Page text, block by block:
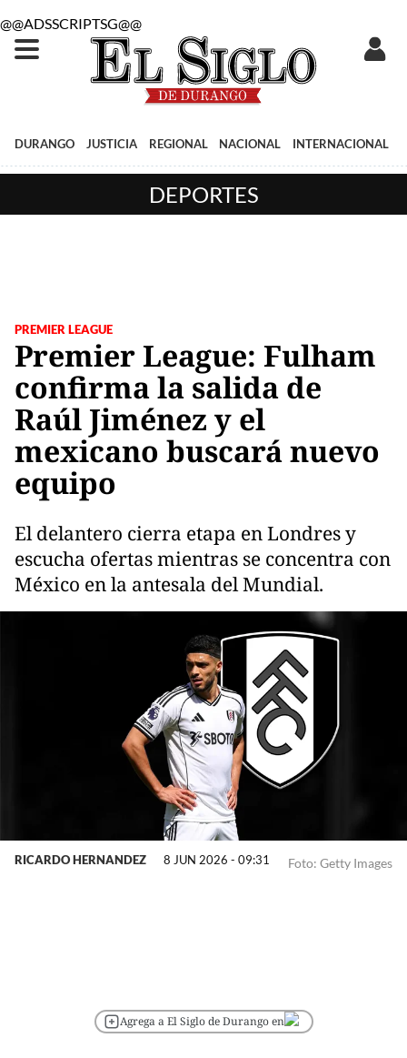
@@ADSSCRIPTSG@@
DURANGO JUSTICIA REGIONAL NACIONAL INTERNACIONAL
DEPORTES
PREMIER LEAGUE
Premier League: Fulham
confirma la salida de
Raúl Jiménez y el
mexicano buscará nuevo
equipo
El delantero cierra etapa en Londres y
escucha ofertas mientras se concentra con
México en la antesala del Mundial.
Foto: Getty Images
RICARDO HERNANDEZ 8 JUN 2026 - 09:31
Agrega a El Siglo de Durango en